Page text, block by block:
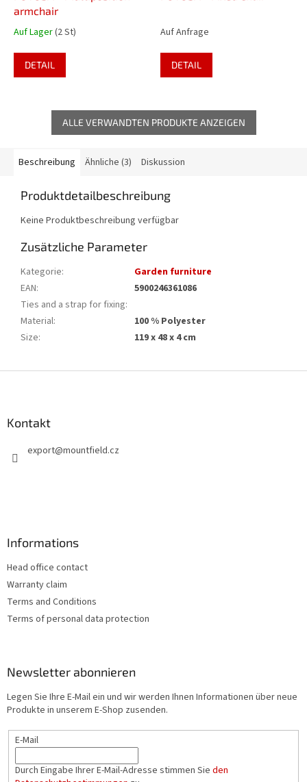
armchair
Auf Lager(2 St)
DETAIL
Auf Anfrage
DETAIL
ALLE VERWANDTEN PRODUKTE ANZEIGEN
Beschreibung Ähnliche (3) Diskussion
Produktdetailbeschreibung
Keine Produktbeschreibung verfügbar
Zusätzliche Parameter
Kategorie:
Garden furniture
EAN:
5900246361086
Ties and a strap for fixing:
Material:
100 % Polyester
Size: 119 x 48 x 4 cm
Kontakt
export@mountfield.cz
Informations
Head office contact
Warranty claim
Terms and Conditions
Terms of personal data protection
Newsletter abonnieren
Legen Sie Ihre E-Mail ein und wir werden Ihnen Informationen über neue
Produkte in unserem E-Shop zusenden.
E-Mail
Durch Eingabe Ihrer E-Mail-Adresse stimmen Sie den